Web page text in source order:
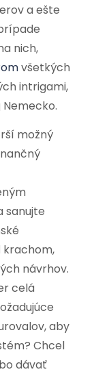
a ešte
nich,
všetkých
intrigami,
možný
sanujte
návrhov.
celá
aby
Chcel
dávať